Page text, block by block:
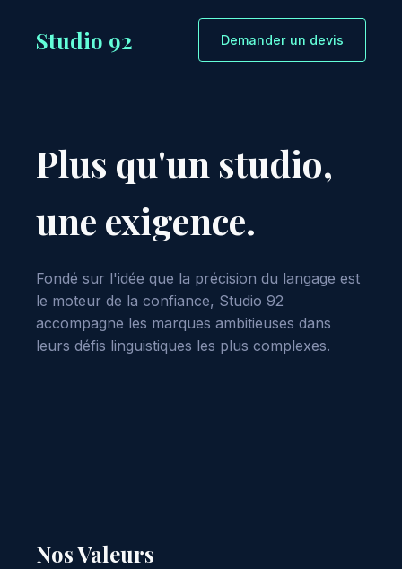
Studio 92 Demander un devis
Plus qu'un studio,
une exigence.
Fondé sur l'idée que la précision du langage est
le moteur de la confiance, Studio 92
accompagne les marques ambitieuses dans
leurs défis linguistiques les plus complexes.
Nos Valeurs